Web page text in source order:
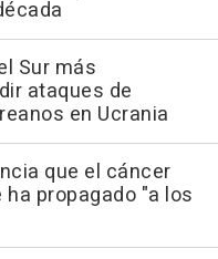
Sur más
ataques de
en Ucrania
que el cáncer
propagado "a los